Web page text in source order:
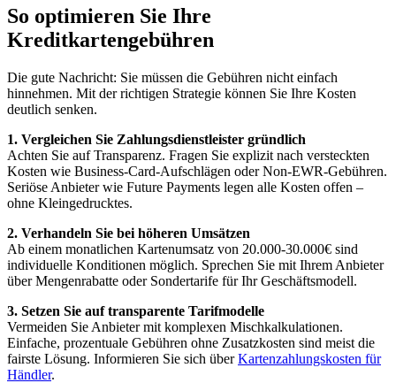
So optimieren Sie Ihre
Kreditkartengebühren
Die gute Nachricht: Sie müssen die Gebühren nicht einfach
hinnehmen. Mit der richtigen Strategie können Sie Ihre Kosten
deutlich senken.
1. Vergleichen Sie Zahlungsdienstleister gründlich
Achten Sie auf Transparenz. Fragen Sie explizit nach versteckten
Kosten wie Business-Card-Aufschlägen oder Non-EWR-Gebühren.
Seriöse Anbieter wie Future Payments legen alle Kosten offen –
ohne Kleingedrucktes.
2. Verhandeln Sie bei höheren Umsätzen
Ab einem monatlichen Kartenumsatz von 20.000-30.000€ sind
individuelle Konditionen möglich. Sprechen Sie mit Ihrem Anbieter
über Mengenrabatte oder Sondertarife für Ihr Geschäftsmodell.
3. Setzen Sie auf transparente Tarifmodelle
Vermeiden Sie Anbieter mit komplexen Mischkalkulationen.
Einfache, prozentuale Gebühren ohne Zusatzkosten sind meist die
fairste Lösung. Informieren Sie sich überKartenzahlungskosten für
Händler.